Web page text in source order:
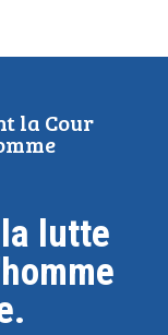
la Cour
lutte